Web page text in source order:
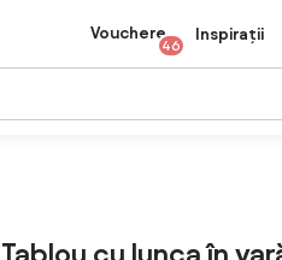
Vouchere
46
Inspirații